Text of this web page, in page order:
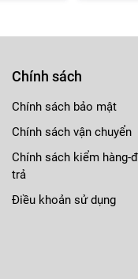
Chính sách
Chính sách bảo mật
Chính sách vận chuyển
Chính sách kiểm hàng-
trả
Điều khoản sử dụng